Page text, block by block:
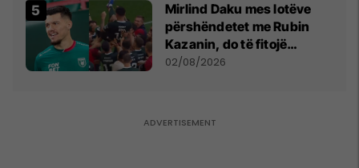
Mirlind Daku mes lotëve
përshëndetet me Rubin
Kazanin, do të fitojë
miliona te Spartak Moska
02/08/2026